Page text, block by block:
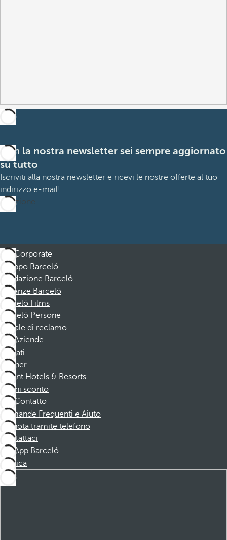
Con la nostra newsletter sei sempre aggiornato
su tutto
Iscriviti alla nostra newsletter e ricevi le nostre offerte al tuo
indirizzo e-mail!
Iscrizione
Corporate
Gruppo Barceló
Fondazione Barceló
Vacanze Barceló
Barceló Films
Barceló Persone
Canale di reclamo
Aziende
Affiliati
Partner
Dorint Hotels & Resorts
Buoni sconto
Contatto
Domande Frequenti e Aiuto
Prenota tramite telefono
Contattaci
App Barceló
Scarica